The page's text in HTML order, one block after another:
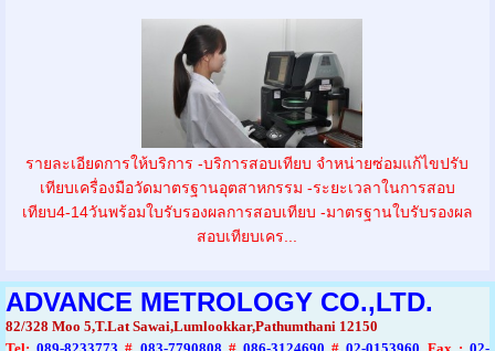
รายละเอียดการให้บริการ -บริการสอบเทียบ จำหน่ายซ่อมแก้ไขปรับ
เทียบเครื่องมือวัดมาตรฐานอุตสาหกรรม -ระยะเวลาในการสอบ
เทียบ4-14วันพร้อมใบรับรองผลการสอบเทียบ -มาตรฐานใบรับรองผล
สอบเทียบเคร...
ADVANCE METROLOGY CO.,LTD.
82/328 Moo 5,T.Lat Sawai,Lumlookkar,Pathumthani 12150